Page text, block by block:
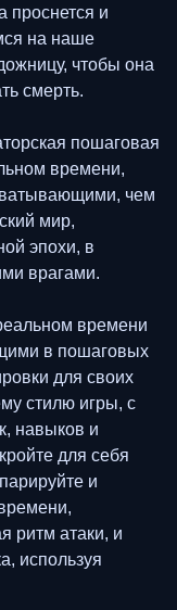
проснется и
на наше
чтобы она
смерть.
пошаговая
времени,
чем
мир,
эпохи, в
врагами.
времени
в пошаговых
для своих
стилю игры, с
навыков и
для себя
и
ритм атаки, и
используя